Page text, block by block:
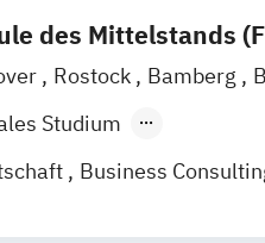
des Mittelstands
Rostock Bamberg
Waldshut
Studium
Präsenzstudium
Business